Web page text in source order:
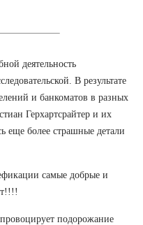
деятельность
В результате
и банкоматов в разных
Герхартсрайтер и их
еще более страшные детали
самые добрые и
подорожание